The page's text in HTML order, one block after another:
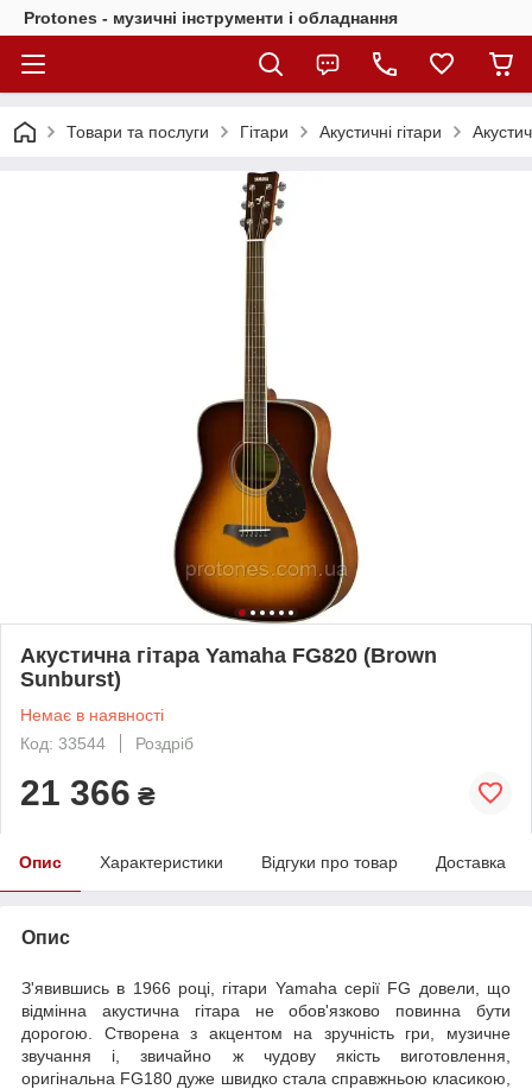
Protones - музичні інструменти і обладнання
Товари та послуги Гітари Акустичні гітари
Акустична гітара Yamaha FG820 (Brown
Sunburst)
Немає в наявності
Код: 33544
Роздріб
21 366 ₴
Опис Характеристики Відгуки про товар Доставка
Опис
З'явившись в 1966 році, гітари Yamaha серії FG довели, що
відмінна акустична гітара не обов'язково повинна бути
дорогою. Створена з акцентом на зручність гри, музичне
звучання і, звичайно ж чудову якість виготовлення,
оригінальна FG180 дуже швидко стала справжньою класикою,